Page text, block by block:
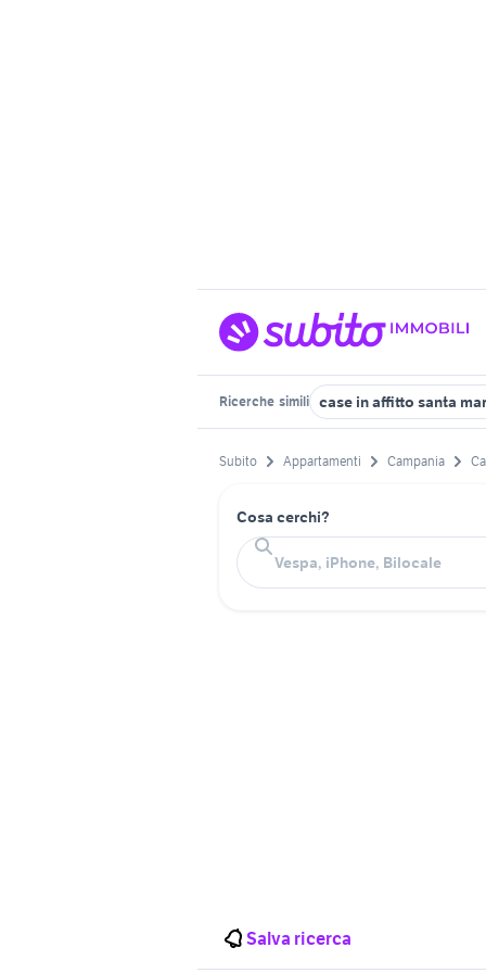
Ricerche simili case in affitto santa
Subito Appartamenti Campania
Cosa cerchi?
Salva ricerca